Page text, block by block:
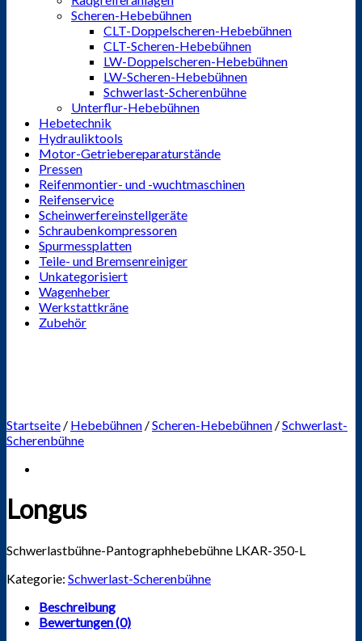
Scheren-Hebebühnen
CLT-Doppelscheren-Hebebühnen
CLT-Scheren-Hebebühnen
LW-Doppelscheren-Hebebühnen
LW-Scheren-Hebebühnen
Schwerlast-Scherenbühne
Unterflur-Hebebühnen
Hebetechnik
Hydrauliktools
Motor-Getriebereparaturstände
Pressen
Reifenmontier- und -wuchtmaschinen
Reifenservice
Scheinwerfereinstellgeräte
Schraubenkompressoren
Spurmessplatten
Teile- und Bremsenreiniger
Unkategorisiert
Wagenheber
Werkstattkräne
Zubehör
Startseite / Hebebühnen /Scheren-Hebebühnen /Schwerlast-
Scherenbühne
Longus
Schwerlastbühne-Pantographhebebühne LKAR-350-L
Kategorie: Schwerlast-Scherenbühne
Beschreibung
Bewertungen (0)